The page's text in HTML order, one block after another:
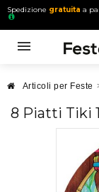
Spedizione gratuita a
Articoli per Feste
8 Piatti Tiki